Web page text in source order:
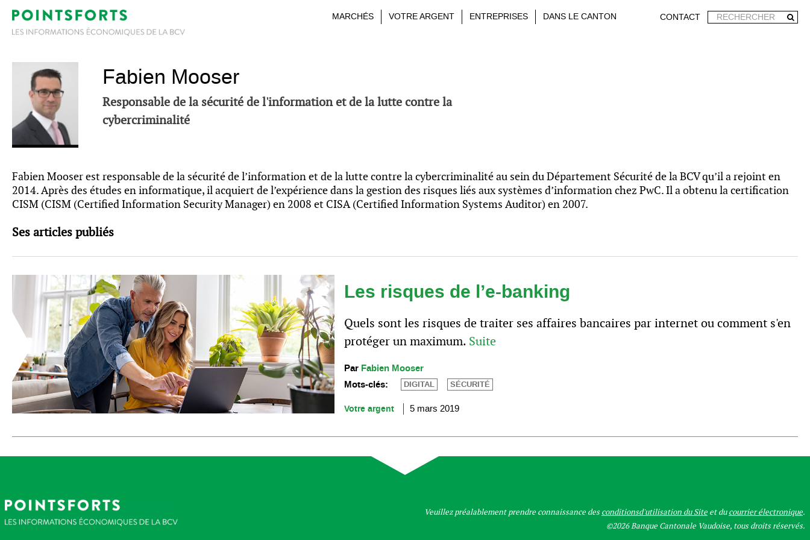
MARCHÉS VOTRE ARGENT ENTREPRISES DANS LE CANTON CONTACT
Fabien Mooser
Responsable de la sécurité de l'information et de la lutte contre la
cybercriminalité
Fabien Mooser est responsable de la sécurité de l’information et de la lutte contre la cybercriminalité au sein du Département Sécurité de la BCV qu’il a rejoint en
2014. Après des études en informatique, il acquiert de l’expérience dans la gestion des risques liés aux systèmes d’information chez PwC. Il a obtenu la certification
CISM (CISM (Certified Information Security Manager) en 2008 et CISA (Certified Information Systems Auditor) en 2007.
Ses articles publiés
Les risques de l’e-banking
Quels sont les risques de traiter ses affaires bancaires par internet ou comment s'en
protéger un maximum. Suite
Par Fabien Mooser
Mots-clés:
DIGITAL SÉCURITÉ
Votre argent 5 mars 2019
Veuillez préalablement prendre connaissance desconditionsd'utilisation du Site et ducourrier électronique.
©2026 Banque Cantonale Vaudoise, tous droits réservés.